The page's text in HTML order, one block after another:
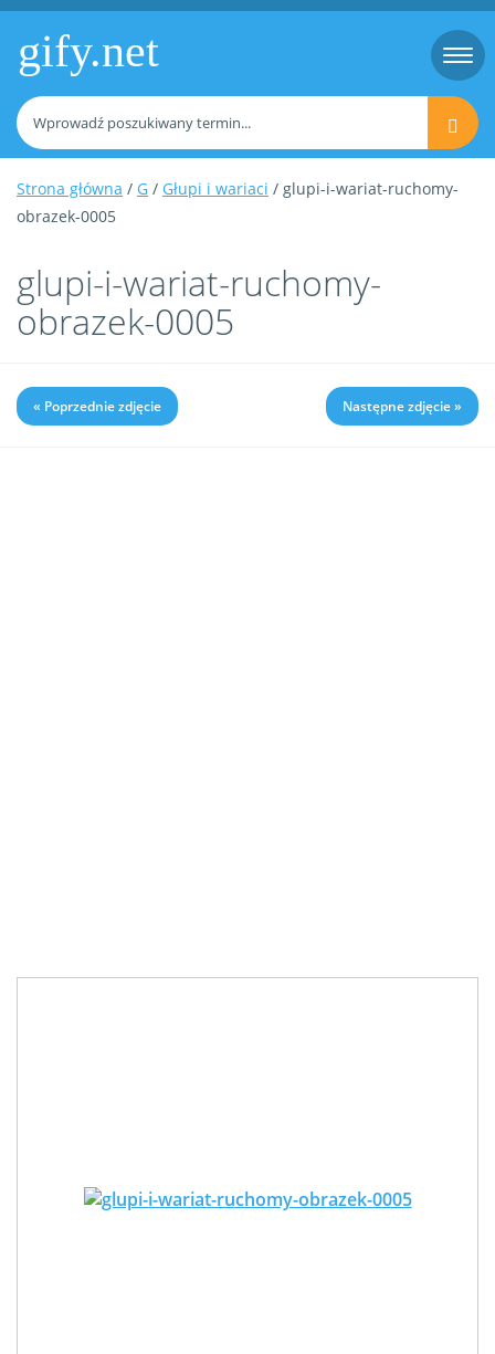
gify.net
Strona główna / G / Głupi i wariaci / glupi-i-wariat-ruchomy-
obrazek-0005
glupi-i-wariat-ruchomy-
obrazek-0005
« Poprzednie zdjęcie Następne zdjęcie »